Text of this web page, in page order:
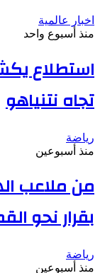
اخبار عالمية
منذ أسبوع واحد
استطلاع
تجاه نتنياهو
رياضة
منذ أسبوعين
من ملاعب
بقرار نحو
رياضة
منذ أسبوعين